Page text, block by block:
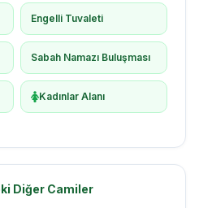
Engelli Tuvaleti
Sabah Namazı Buluşması
Kadınlar Alanı
Diğer Camiler